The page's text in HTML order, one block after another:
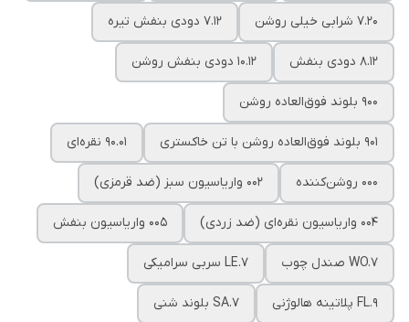
7.20 شرابی خیلی روشن 7.12 دودی بنفش تیره
8.12 دودی بنفش 10.12 دودی بنفش روشن
900 بلوند فوق‌العاده روشن
901 بلوند فوق‌العاده روشن با تن خاکستری 90.01 نقره‌ای
000 روشن‌کننده 002 واریاسیون سبز (ضد قرمزی)
004 واریاسیون نقره‌ای (ضد زردی) 005 واریاسیون بنفش
WO.7 صندل چوب LE.7 سربی سرامیکی
FL.9 پلاتینه هالوژنی SA.7 بلوند شنی